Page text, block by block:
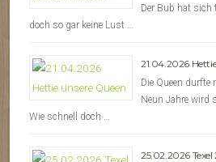
Der Bub hat sich
doch so gar keine Lust …
21.04.2026
Die Queen durfte
Neun Jahre wird
Wie schnell doch …
25.02.2026 Texel